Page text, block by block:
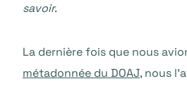
savoir.
La dernière fois que nous
métadonnée du DOAJ, nous